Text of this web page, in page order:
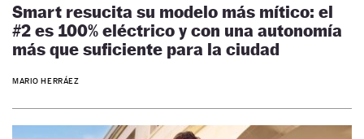
Smart resucita su modelo más mítico: el
#2 es 100% eléctrico y con una autonomía
más que suficiente para la ciudad
MARIO HERRÁEZ